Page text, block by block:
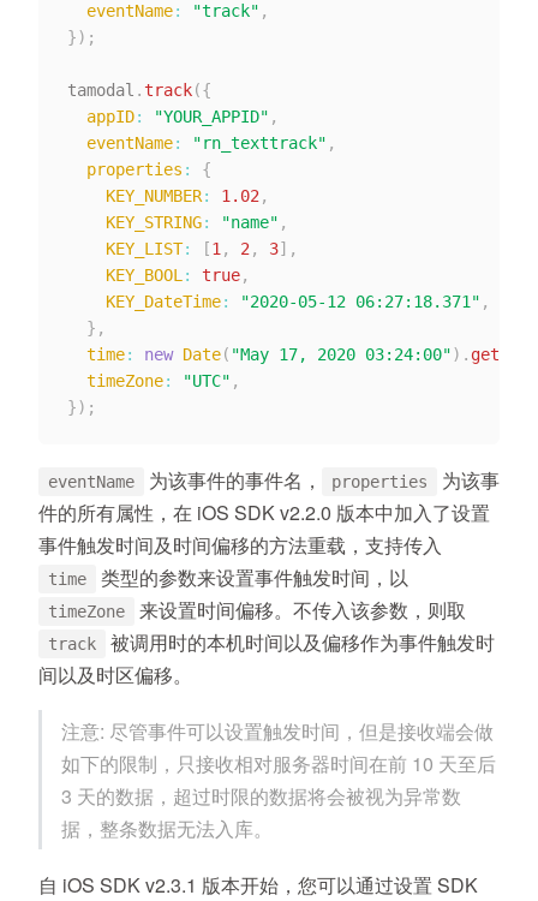
eventName: "track" ,
}) ;
tamodal .track({
appID: "YOUR_APPID" ,
eventName: "rn_texttrack" ,
properties :
{
KEY_NUMBER: 1.02,
KEY_STRING: "name" ,
KEY_LIST: [1, 2, 3] ,
KEY_BOOL: true,
KEY_DateTime: "2020-05-12 06:27:18.371" ,
} ,
time: new Date( "May 17, 2020 03:24:00") . getTime
timeZone: "UTC" ,
}) ;
eventName 为该事件的事件名， properties
为该事
件的所有属性，在 iOS SDK v2.2.0 版本中加入了设置
事件触发时间及时间偏移的方法重载，支持传入
time 类型的参数来设置事件触发时间，以
timeZone 来设置时间偏移。不传入该参数，则取
track
被调用时的本机时间以及偏移作为事件触发时
间以及时区偏移。
注意: 尽管事件可以设置触发时间，但是接收端会做
如下的限制，只接收相对服务器时间在前 10 天至后
3 天的数据，超过时限的数据将会被视为异常数
据，整条数据无法入库。
自 iOS SDK v2.3.1 版本开始，您可以通过设置 SDK